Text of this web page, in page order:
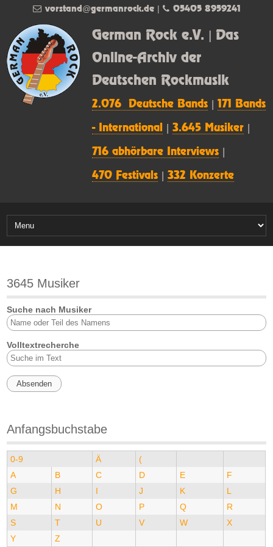
German Rock e.V. | Das
Online-Archiv der
Deutschen Rockmusik
2.076 Deutsche Bands |171 Bands
- International |3.645 Musiker
716 abhörbare Interviews
470 Festivals |332 Konzerte
vorstand@germanrock.de| 05405 8959241
3645 Musiker
Suche nach Musiker
Volltextrecherche
Anfangsbuchstabe
0-9 Ä
(
A
B C D E
F
G
H I J K
L
M
N O P Q
R
S
T U V W
X
Y
Z